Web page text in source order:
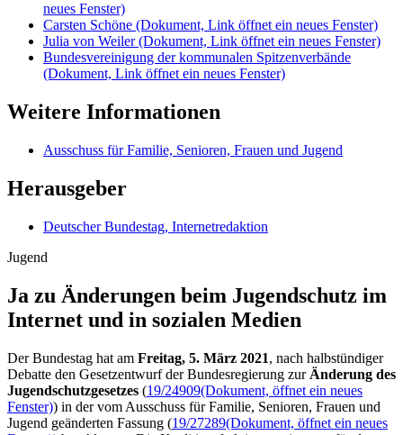
neues Fenster)
Carsten Schöne (Dokument, Link öffnet ein neues Fenster)
Julia von Weiler(Dokument, Link öffnet ein neues Fenster)
Bundesvereinigung der kommunalen Spitzenverbände
(Dokument, Link öffnet ein neues Fenster)
Weitere Informationen
Ausschuss für Familie, Senioren, Frauen und Jugend
Herausgeber
Deutscher Bundestag, Internetredaktion
Jugend
Ja zu Änderungen beim Jugend­schutz im
Internet und in sozialen Medien
Der Bundestag hat am Freitag, 5. März 2021, nach halbstündiger
Debatte den Gesetzentwurf der Bundesregierung zur Änderung des
Jugendschutzgesetzes (19/24909(Dokument, öffnet ein neues
Fenster)) in der vom Ausschuss für Familie, Senioren, Frauen und
Jugend geänderten Fassung (19/27289(Dokument, öffnet ein neues